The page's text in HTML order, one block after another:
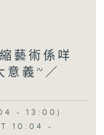
藝術係咩
意義~／
- 13:00)
10:04 -